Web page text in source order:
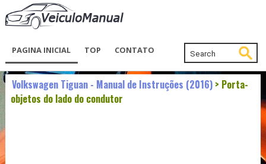
PAGINA INICIAL TOP CONTATO
Volkswagen Tiguan - Manual de Instruções (2016)> Porta-
objetos do lado do condutor